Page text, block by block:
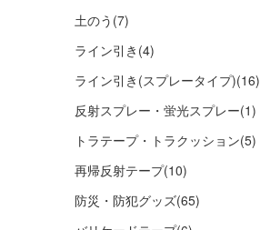
土のう (7)
ライン引き (4)
ライン引き(スプレータイプ)(16)
反射スプレー・蛍光スプレー(1)
トラテープ・トラクッション(5)
再帰反射テープ(10)
防災・防犯グッズ(65)